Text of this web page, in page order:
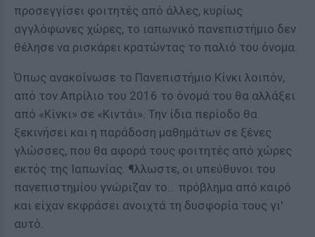
προσεγγίσει φοιτητές από άλλες, κυρίως
αγγλόφωνες χώρες, το ιαπωνικό πανεπιστήμιο δεν
θέλησε να ρισκάρει κρατώντας το παλιό του όνομα.
Όπως ανακοίνωσε το Πανεπιστήμιο Κίνκι λοιπόν,
από τον Απρίλιο του 2016 το όνομά του θα αλλάξει
από «Κίνκι» σε «Κιντάι». Την ίδια περίοδο θα
ξεκινήσει και η παράδοση μαθημάτων σε ξένες
γλώσσες, που θα αφορά τους φοιτητές από χώρες
εκτός της Ιαπωνίας. ¶λλωστε, οι υπεύθυνοι του
πανεπιστημίου γνώριζαν το... πρόβλημα από καιρό
και είχαν εκφράσει ανοιχτά τη δυσφορία τους γι'
αυτό.